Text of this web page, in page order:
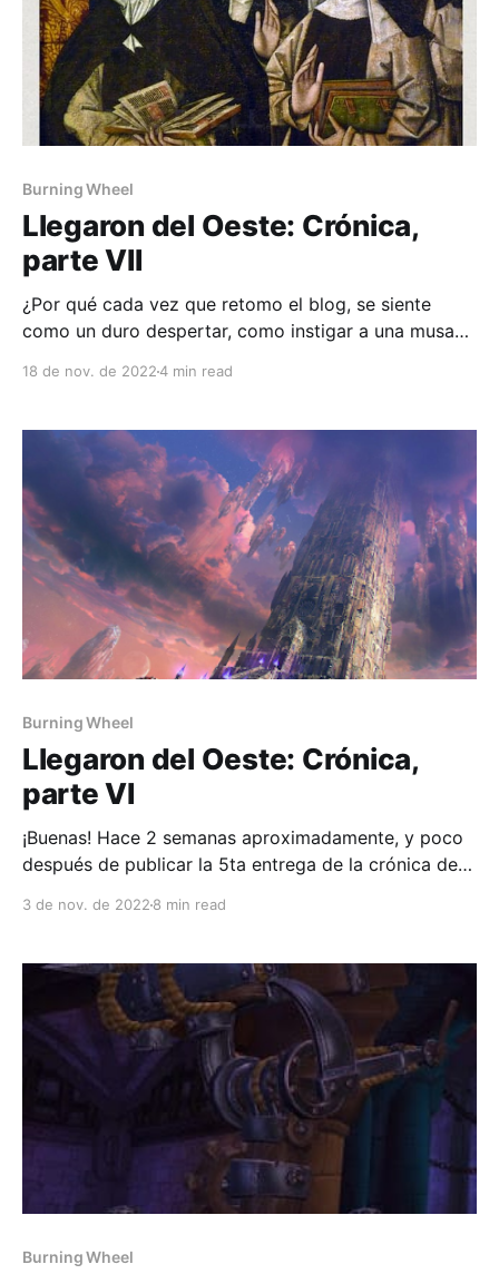
Burning Wheel
Llegaron del Oeste: Crónica,
parte VII
¿Por qué cada vez que retomo el blog, se siente
como un duro despertar, como instigar a una musa
Eventualmente puede que
18 de nov. de 20224 min read
Burning Wheel
Llegaron del Oeste: Crónica,
parte VI
¡Buenas! Hace 2 semanas aproximadamente, y poco
después de publicar la 5ta entrega de la crónica de
Leanathar capturando al líder de los orcos,
3 de nov. de 2022 8 min read
Burning Wheel